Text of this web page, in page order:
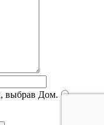
выбрав Дом.